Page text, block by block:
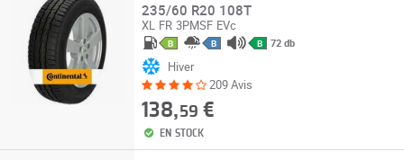
235/60 R20 108T
XL FR 3PMSF EVc
B B B 72 db
Hiver
209 Avis
138,59 €
EN STOCK